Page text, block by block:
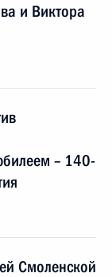
и Виктора
– 140-
Смоленской